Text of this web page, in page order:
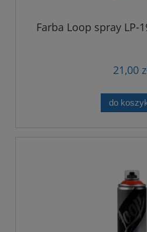
Farba Loop spray LP-
21,00
do